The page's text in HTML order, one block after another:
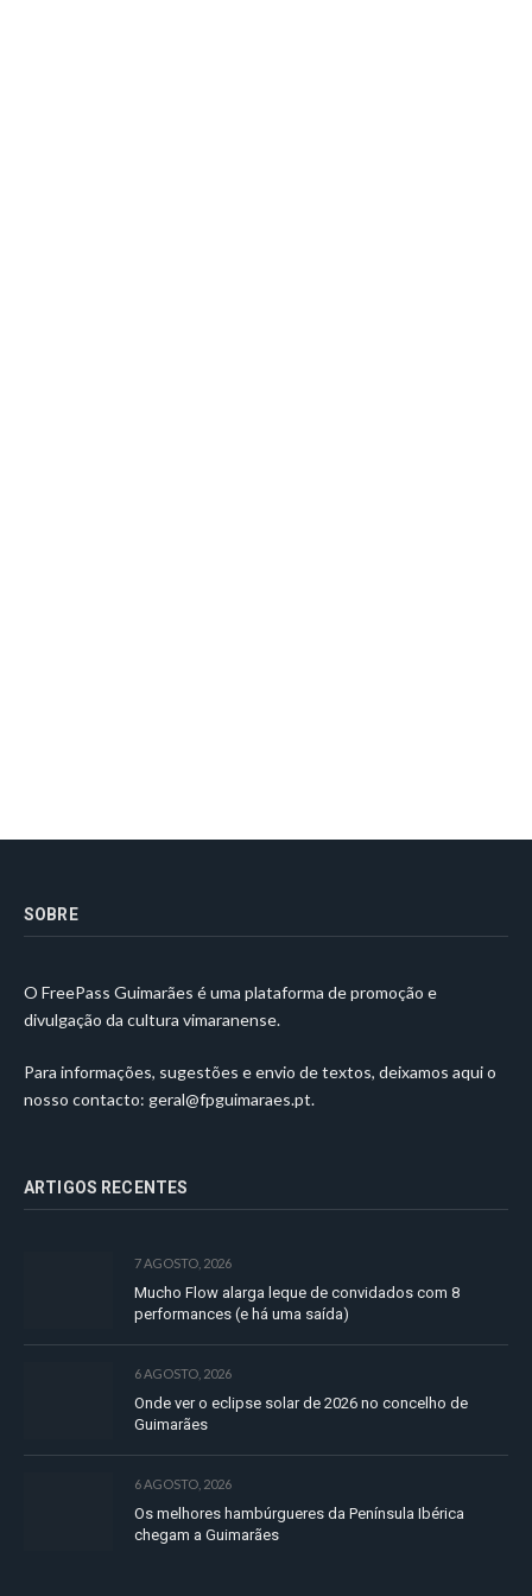
SOBRE
O FreePass Guimarães é uma plataforma de promoção e
divulgação da cultura vimaranense.
Para informações, sugestões e envio de textos, deixamos aqui o
nosso contacto: geral@fpguimaraes.pt.
ARTIGOS RECENTES
7 AGOSTO, 2026
Mucho Flow alarga leque de convidados com 8
performances (e há uma saída)
6 AGOSTO, 2026
Onde ver o eclipse solar de 2026 no concelho de
Guimarães
6 AGOSTO, 2026
Os melhores hambúrgueres da Península Ibérica
chegam a Guimarães